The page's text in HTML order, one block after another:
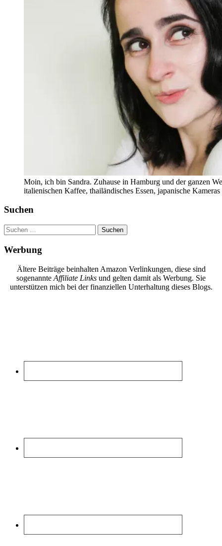
Moin, ich bin Sandra. Zuhause in Hamburg und der ganzen
italienischen Kaffee, thailändisches Essen, japanische
Suchen
Suchen
nach:
Werbung
Ältere Beiträge beinhalten Amazon Verlinkungen, diese sind
sogenannte Affiliate Links und gelten damit als Werbung. Sie
unterstützen mich bei der finanziellen Unterhaltung dieses Blogs.